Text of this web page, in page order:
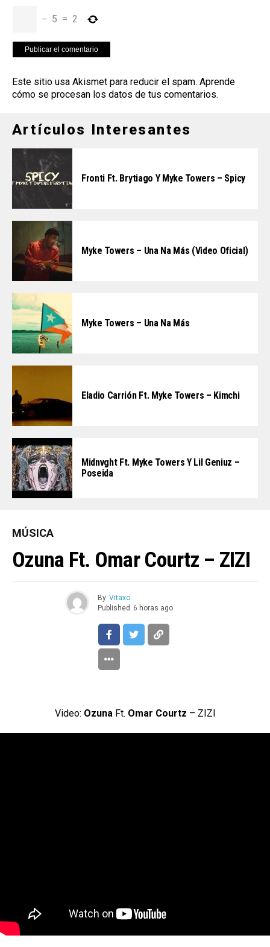
− 5 = 2
Este sitio usa Akismet para reducir el spam. Aprende
cómo se procesan los datos de tus comentarios.
Artículos Interesantes
Fronti Ft. Brytiago Y Myke Towers – Spicy
Myke Towers – Una Na Más (Video Oficial)
Myke Towers – Una Na Más
Eladio Carrión Ft. Myke Towers – Kimchi
Midnvght Ft. Myke Towers Y Lil Geniuz –
Poseida
MÚSICA
Ozuna Ft. Omar Courtz – ZIZI
By Vitaxo
Published 6 horas ago
Video: Ozuna Ft. Omar Courtz – ZIZI